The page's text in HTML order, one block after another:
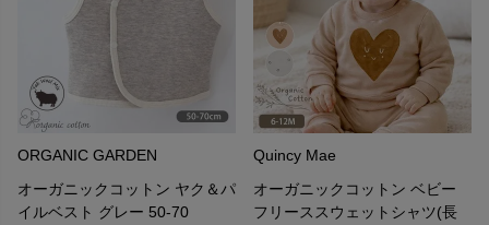
ORGANIC GARDEN
オーガニックコットン ヤク＆パ
イルベスト グレー 50-70
Quincy Mae
オーガニックコットン ベビー
フリーススウェットシャツ(長